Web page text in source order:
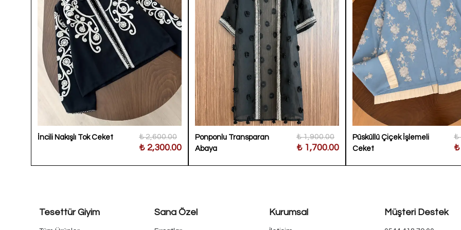
İncili Nakışlı Tok Ceket ₺ 2,600.00
₺ 2,300.00
Ponponlu Transparan
Abaya
₺ 1,900.00
₺ 1,700.00
Püsküllü Çiçek İşlemeli
Ceket
₺
₺
Tesettür Giyim Sana Özel Kurumsal Müşteri Destek